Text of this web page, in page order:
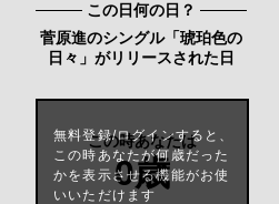
この日何の日？
菅原進のシングル「琥珀色の
日々」がリリースされた日
この時あなたは
0歳
無料登録/ログインすると、
この時あなたが何歳だった
かを表示させる機能がお使
いいただけます